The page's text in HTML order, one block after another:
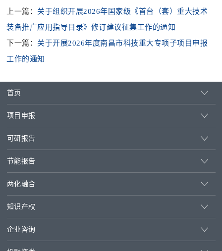
上一篇： 关于组织开展2026年国家级《首台（套）重大技术
装备推广应用指导目录》修订建议征集工作的通知
下一篇： 关于开展2026年度南昌市科技重大专项子项目申报
工作的通知
首页
项目申报
可研报告
节能报告
两化融合
知识产权
企业咨询